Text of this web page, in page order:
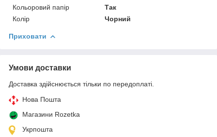
Кольоровий папір
Так
Колір
Чорний
Приховати
Умови доставки
Доставка здійснюється тільки по передоплаті.
Нова Пошта
Магазини Rozetka
Укрпошта